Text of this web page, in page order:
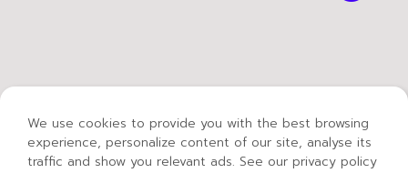
We use cookies to provide you with the best browsing
experience, personalize content of our site, analyse its
traffic and show you relevant ads. See our privacy policy